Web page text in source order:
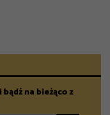
na bieżąco z